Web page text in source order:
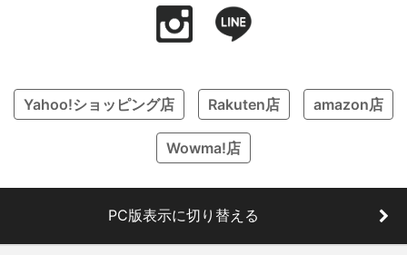
Yahoo!ショッピング店 Rakuten店 amazon店
Wowma!店
PC版表示に切り替える